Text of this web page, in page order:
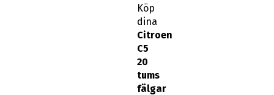
Köp
dina
Citroen
C5
20
tums
fälgar